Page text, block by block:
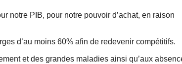
notre PIB, pour notre pouvoir d’achat, en raison
d’au moins 60% afin de redevenir compétitifs.
et des grandes maladies ainsi qu’aux